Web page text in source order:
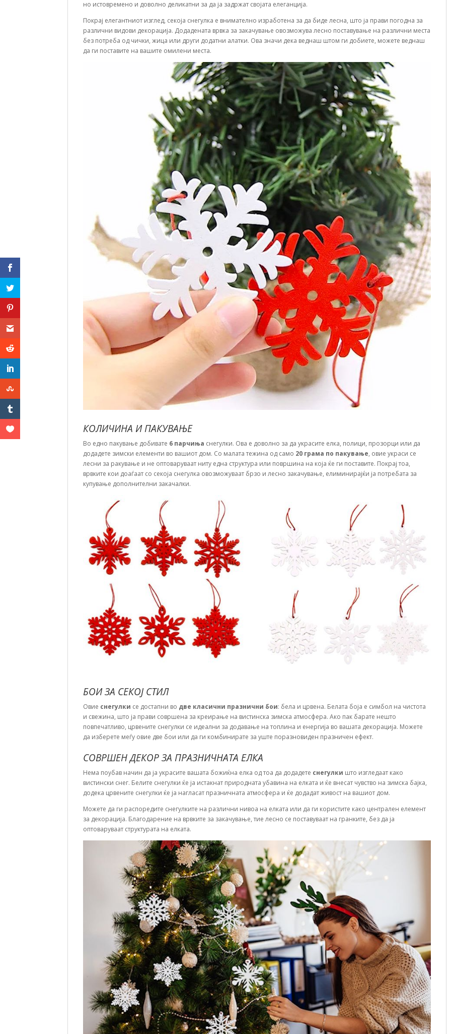
но истовремено и доволно деликатни за да ја задржат својата елеганција.
Покрај елегантниот изглед, секоја снегулка е внимателно изработена за да биде лесна, што ја прави погодна за
различни видови декорација. Додадената врвка за закачување овозможува лесно поставување на различни места
без потреба од чички, жица или други додатни алатки. Ова значи дека веднаш штом ги добиете, можете веднаш
да ги поставите на вашите омилени места.
КОЛИЧИНА И ПАКУВАЊЕ
Во едно пакување добивате 6 парчиња снегулки. Ова е доволно за да украсите елка, полици, прозорци или да
додадете зимски елементи во вашиот дом. Со малата тежина од само 20 грама по пакување, овие украси се
лесни за ракување и не оптоваруваат ниту една структура или површина на која ќе ги поставите. Покрај тоа,
врвките кои доаѓаат со секоја снегулка овозможуваат брзо и лесно закачување, елиминирајќи ја потребата за
купување дополнителни закачалки.
БОИ ЗА СЕКОЈ СТИЛ
Овие снегулки се достапни во две класични празнични бои: бела и црвена. Белата боја е симбол на чистота
и свежина, што ја прави совршена за креирање на вистинска зимска атмосфера. Ако пак барате нешто
повпечатливо, црвените снегулки се идеални за додавање на топлина и енергија во вашата декорација. Можете
да изберете меѓу овие две бои или да ги комбинирате за уште поразновиден празничен ефект.
СОВРШЕН ДЕКОР ЗА ПРАЗНИЧНАТА ЕЛКА
Нема поубав начин да ја украсите вашата божиќна елка од тоа да додадете снегулки што изгледаат како
вистински снег. Белите снегулки ќе ја истакнат природната убавина на елката и ќе внесат чувство на зимска бајка,
додека црвените снегулки ќе ја нагласат празничната атмосфера и ќе додадат живост на вашиот дом.
Можете да ги распоредите снегулките на различни нивоа на елката или да ги користите како централен елемент
за декорација. Благодарение на врвките за закачување, тие лесно се поставуваат на гранките, без да ја
оптоваруваат структурата на елката.